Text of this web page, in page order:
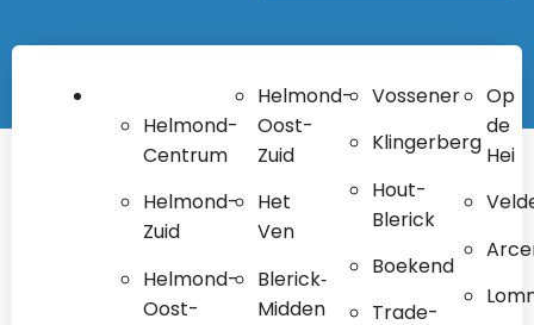
Helmond-
Centrum
Helmond-
Zuid
Helmond-
Oost-
Helmond-
Oost-
Zuid
Het
Ven
Blerick‐
Midden
Vossener
Klingerberg
Hout-
Blerick
Boekend
Trade-
Op
de
Hei